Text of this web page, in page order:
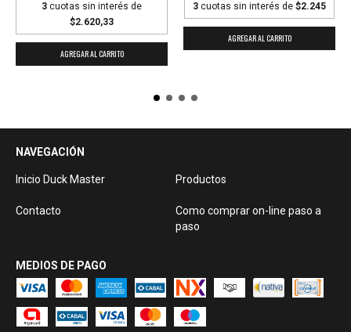
3 cuotas sin interés de
$2.620,33
AGREGAR AL CARRITO
3 cuotas sin interés de $2.245
AGREGAR AL CARRITO
NAVEGACIÓN
Inicio Duck Master Productos
Contacto
Como comprar on-line paso a
paso
MEDIOS DE PAGO